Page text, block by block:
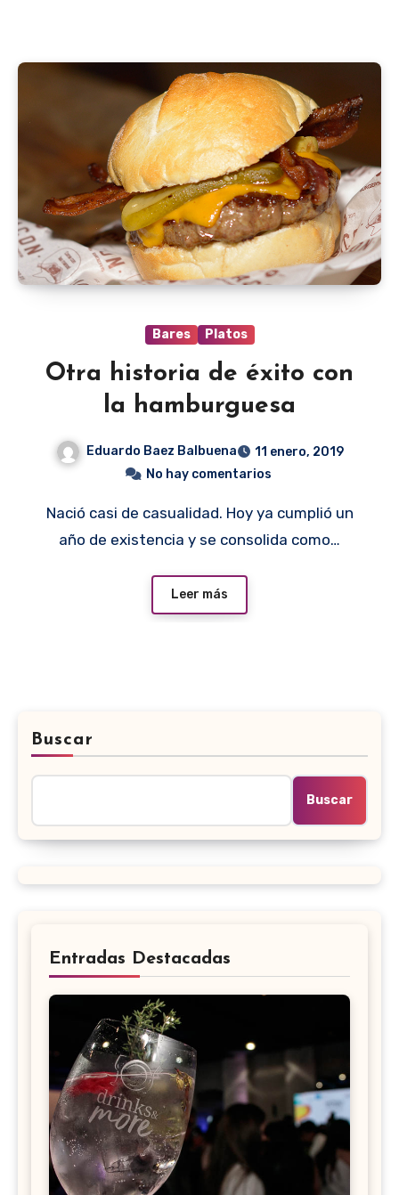
Bares Platos
Otra historia de éxito con
la hamburguesa
Eduardo Baez Balbuena
11 enero, 2019
No hay comentarios
Nació casi de casualidad. Hoy ya cumplió un
año de existencia y se consolida como…
Leer más
Buscar
Buscar
Entradas Destacadas